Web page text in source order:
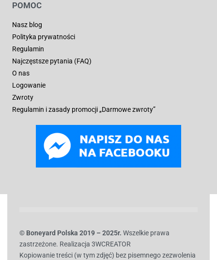
POMOC
Nasz blog
Polityka prywatności
Regulamin
Najczęstsze pytania (FAQ)
O nas
Logowanie
Zwroty
Regulamin i zasady promocji „Darmowe zwroty”
© Boneyard Polska 2019 – 2025r. Wszelkie prawa
zastrzeżone. Realizacja 3WCREATOR
Kopiowanie treści (w tym zdjęć) bez pisemnego zezwolenia